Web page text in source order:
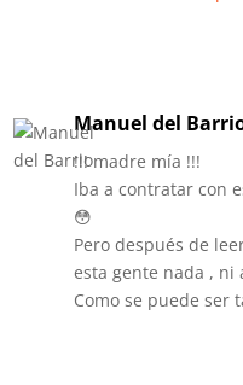
Manuel del
!!! madre mía !!!
Iba a contratar con
😳
Pero después de
esta gente nada , ni
Como se puede ser